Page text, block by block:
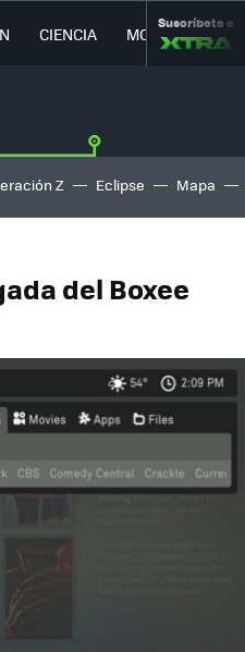
CIENCIA MOVILIDAD
Suscríbete a
Z Eclipse Mapa
del Boxee